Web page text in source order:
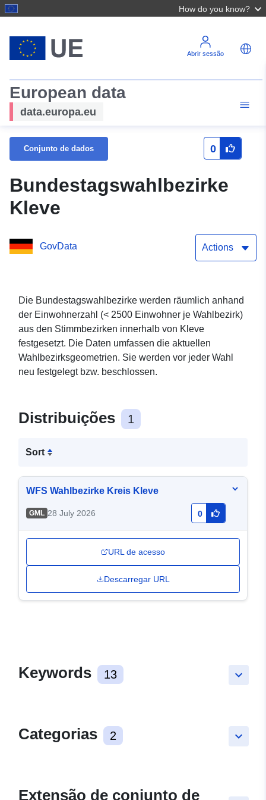
How do you know?
Abrir sessão
European data
data.europa.eu
Conjunto de dados 0
Bundestagswahlbezirke
Kleve
GovData Actions
Die Bundestagswahlbezirke werden räumlich anhand
der Einwohnerzahl (< 2500 Einwohner je Wahlbezirk)
aus den Stimmbezirken innerhalb von Kleve
festgesetzt. Die Daten umfassen die aktuellen
Wahlbezirksgeometrien. Sie werden vor jeder Wahl
neu festgelegt bzw. beschlossen.
Distribuições 1
Sort
WFS Wahlbezirke Kreis Kleve
GML 28 July 2026 0
URL de acesso
Descarregar URL
keyboard_arrow_down
Keywords 13
keyboard_arrow_down
Categorias 2
Extensão de conjunto de